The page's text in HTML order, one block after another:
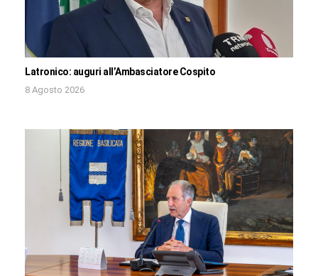
Latronico: auguri all’Ambasciatore Cospito
8 Agosto 2026